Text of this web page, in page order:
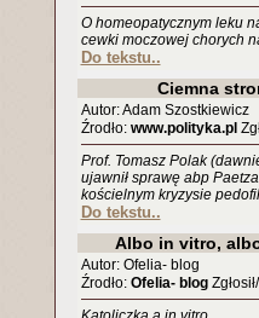
O homeopatycznym leku
cewki moczowej chorych
Do tekstu..
Ciemna
Autor: Adam Szostkiewicz
Źrodło: www.polityka.pl
Prof. Tomasz Polak
ujawnił sprawę abp
kościelnym kryzysie
Do tekstu..
Albo in vitro,
Autor: Ofelia- blog
Źrodło: Ofelia- blog